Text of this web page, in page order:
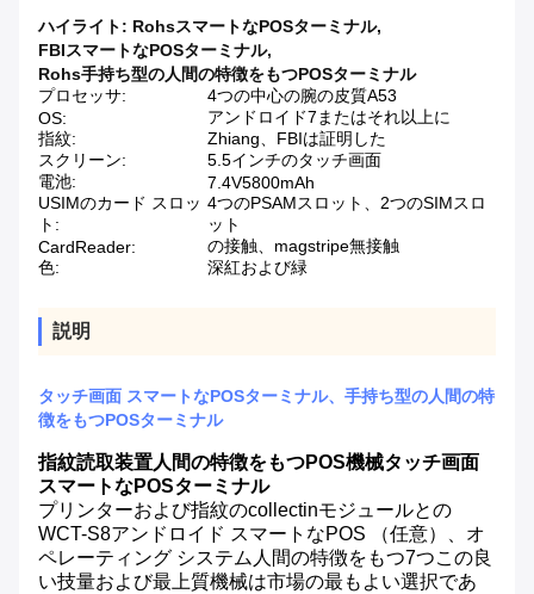
ハイライト: RohsスマートなPOSターミナル,
FBIスマートなPOSターミナル,
Rohs手持ち型の人間の特徴をもつPOSターミナル
プロセッサ:
4つの中心の腕の皮質A53
OS:
アンドロイド7またはそれ以上に
指紋:
Zhiang、FBIは証明した
スクリーン:
5.5インチのタッチ画面
電池:
7.4V5800mAh
USIMのカード スロッ
ト:
4つのPSAMスロット、2つのSIMスロ
ット
CardReader:
の接触、magstripe無接触
色:
深紅および緑
説明
タッチ画面 スマートなPOSターミナル、手持ち型の人間の特
徴をもつPOSターミナル
指紋読取装置人間の特徴をもつPOS機械タッチ画面
スマートなPOSターミナル
プリンターおよび指紋のcollectinモジュールとの
WCT-S8アンドロイド スマートなPOS （任意）、オ
ペレーティング システム人間の特徴をもつ7つこの良
い技量および最上質機械は市場の最もよい選択であ